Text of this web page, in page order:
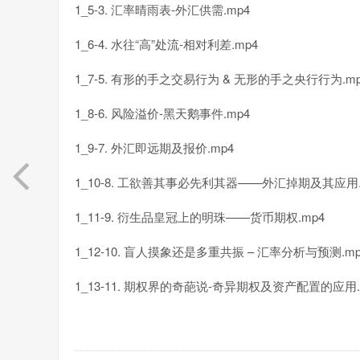
1_5-3. 汇率晴雨表-外汇供需.mp4
1_6-4. 水往“高”处流-相对利差.mp4
1_7-5. 有形的手之交易行为 & 无形的手之央行行为
1_8-6. 风险溢价-黑天鹅事件.mp4
1_9-7. 外汇即远期及报价.mp4
1_10-8. 工欲善其事必先利其器——外汇掉期及其应
1_11-9. 衍生品皇冠上的明珠——货币期权.mp4
1_12-10. 盲人摸象还是多重共振 – 汇率分析与预测
1_13-11. 期权界的奇葩说-奇异期权及资产配置的应